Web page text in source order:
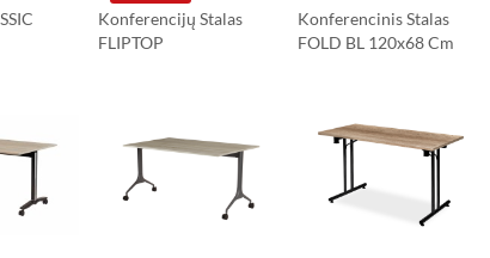
Konferencijų Stalas
FLIPTOP
Konferencinis Stalas
FOLD BL 120x68 Cm